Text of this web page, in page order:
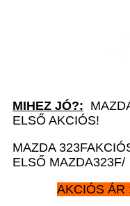
MIHEZ JÓ?:
ELSŐ AKCIÓS!
MAZDA
ELSŐ MAZDA323F/
AKCIÓS ÁR